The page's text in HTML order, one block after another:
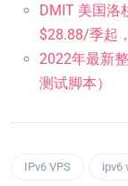
DMIT 美国洛
$28.88/季起
2022年最新
测试脚本）
IPv6 VPS ipv6